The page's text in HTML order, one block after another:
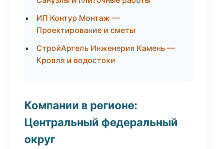
ИП Контур Монтаж —
Проектирование и сметы
СтройАртель Инженерия Камень —
Кровля и водостоки
Компании в регионе:
Центральный федеральный
округ